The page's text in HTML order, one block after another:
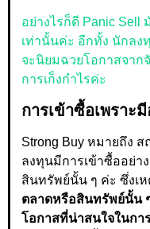
อย่างไรก็ดี Panic Sell
เท่านั้นค่ะ อีกทั้ง นักลง
จะนิยมฉวยโอกาสจา
การเก็งกำไรค่ะ
การเข้าซื้อเพราะ
Strong Buy หมายถึง
ลงทุนมีการเข้าซื้ออย่า
สินทรัพย์นั้น ๆ ค่ะ ซึ่งเ
ตลาดหรือสินทรัพย์นั้น
โอกาสที่น่าสนใจในกา